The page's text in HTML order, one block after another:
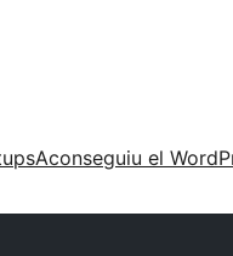
Aconseguiu el